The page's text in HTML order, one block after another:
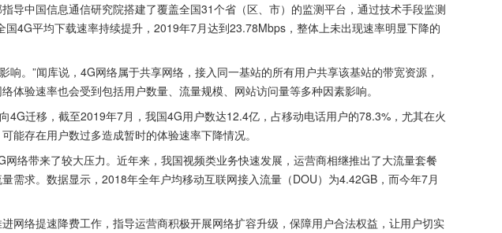
导中国信息通信研究院搭建了覆盖全国31个省（区、市）的监测平台，通过技术手段监测
4G平均下载速率持续提升，2019年7月达到23.78Mbps，整体上未出现速率明显下降的
响。”闻库说，4G网络属于共享网络，接入同一基站的所有用户共享该基站的带宽资源，
体验速率也会受到包括用户数量、流量规模、网站访问量等多种因素影响。
4G迁移，截至2019年7月，我国4G用户数达12.4亿，占移动电话用户的78.3%，尤其在火
能存在用户数过多造成暂时的体验速率下降情况。
络带来了较大压力。近年来，我国视频类业务快速发展，运营商相继推出了大流量套餐
需求。数据显示，2018年全年户均移动互联网接入流量（DOU）为4.42GB，而今年7月
网络提速降费工作，指导运营商积极开展网络扩容升级，保障用户合法权益，让用户切实